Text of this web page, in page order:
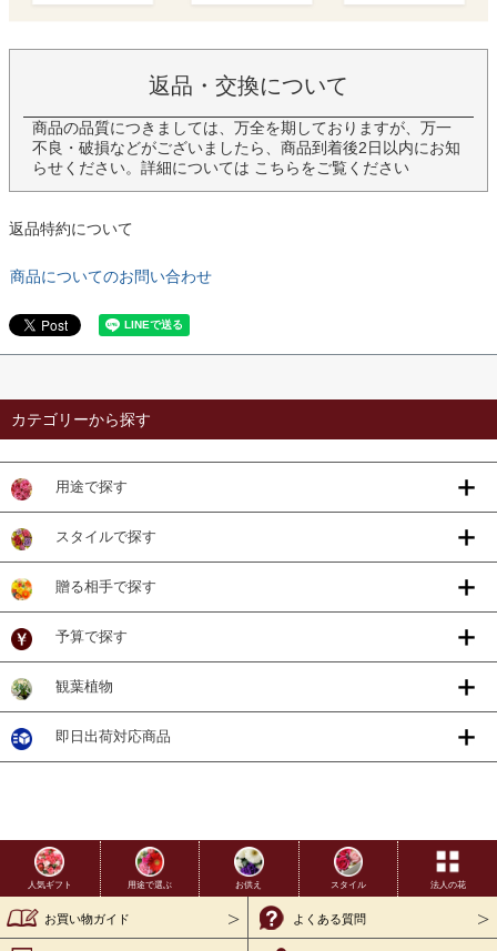
返品・交換について
商品の品質につきましては、万全を期しておりますが、万一
不良・破損などがございましたら、商品到着後2日以内にお知
らせください。詳細については こちらをご覧ください
返品特約について
商品についてのお問い合わせ
カテゴリーから探す
用途で探す
スタイルで探す
贈る相手で探す
予算で探す
観葉植物
即日出荷対応商品
人気ギフト 用途で選ぶ お供え スタイル 法人の花
お買い物ガイド よくある質問